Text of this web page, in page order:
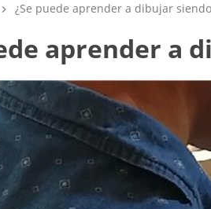
¿Se puede aprender a dibujar
aprender